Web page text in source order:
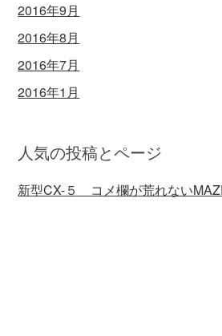
2016年9月
2016年8月
2016年7月
2016年1月
人気の投稿とページ
新型CX-５ コメ欄が荒れない